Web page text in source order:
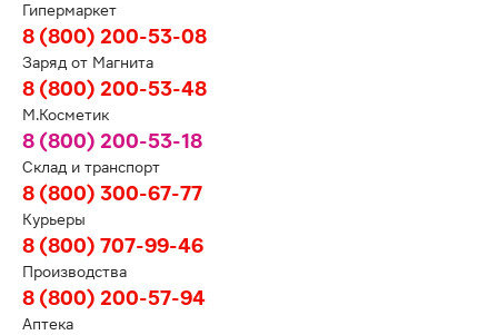
Гипермаркет
8 (800) 200-53-08
Заряд от Магнита
8 (800) 200-53-48
М.Косметик
8 (800) 200-53-18
Склад и транспорт
8 (800) 300-67-77
Курьеры
8 (800) 707-99-46
Производства
8 (800) 200-57-94
Аптека